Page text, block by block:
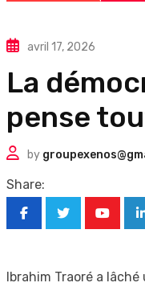
avril 17, 2026
La
pense
by
Share:
Ibrahim Traoré a